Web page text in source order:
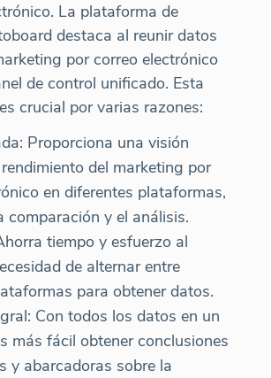
La plataforma de
destaca al reunir datos
por correo electrónico
de control unificado. Esta
crucial por varias razones:
Proporciona una visión
del marketing por
en diferentes plataformas,
comparación y el análisis.
tiempo y esfuerzo al
de alternar entre
para obtener datos.
Con todos los datos en un
más fácil obtener conclusiones
y abarcadoras sobre la